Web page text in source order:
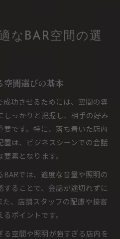
なBAR空間の選
間選びの基本
功させるためには、空間の雰
っかりと把握し、相手の好み
です。特に、落ち着いた店内
は、ビジネスシーンでの会話
素となります。
では、適度な音量や照明の
ることで、会話が途切れずに
、店舗スタッフの配慮や接客
ポイントです。
空間や照明が強すぎる店内を